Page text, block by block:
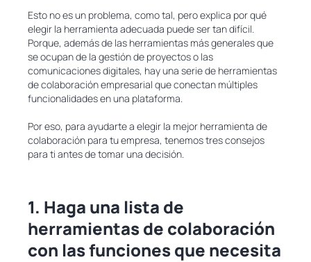
Esto no es un problema, como tal, pero explica por qué
elegir la herramienta adecuada puede ser tan difícil.
Porque, además de las herramientas más generales que
se ocupan de la gestión de proyectos o las
comunicaciones digitales, hay una serie de herramientas
de colaboración empresarial que conectan múltiples
funcionalidades en una plataforma.
Por eso, para ayudarte a elegir la mejor herramienta de
colaboración para tu empresa, tenemos tres consejos
para ti antes de tomar una decisión.
1. Haga una lista de
herramientas de colaboración
con las funciones que necesita